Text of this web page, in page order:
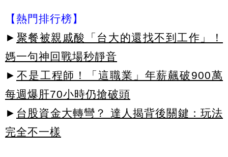
【熱門排行榜】
► 聚餐被親戚酸「台大的還找不到工作」！
媽一句神回戰場秒靜音
► 不是工程師！「這職業」年薪飆破900萬
每週爆肝70小時仍搶破頭
► 台股資金大轉彎？ 達人揭背後關鍵：玩法
完全不一樣